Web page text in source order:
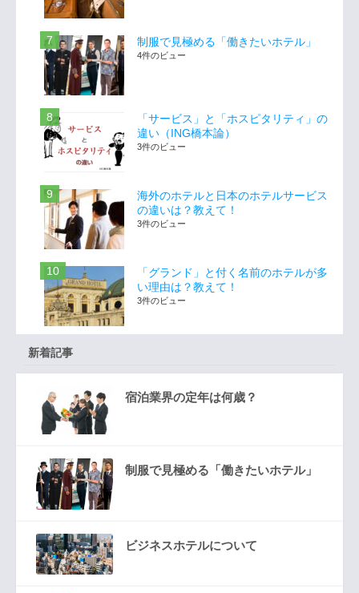
制服で見極める「働きたいホテル」
4件のビュー
「サービス」と「ホスピタリティ」の
違い（ING橋本論）
3件のビュー
海外のホテルと日本のホテルサービス
の違いは？教えて！
3件のビュー
「グランド」と付く名前のホテルが多
い理由は？教えて！
3件のビュー
新着記事
宿泊業界の定年は何歳？
制服で見極める「働きたいホテル」
ビジネスホテルについて